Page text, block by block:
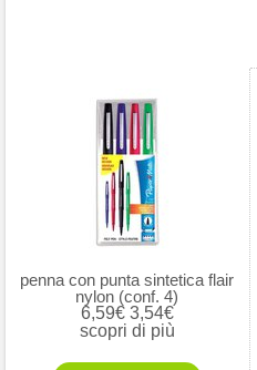
penna con punta sintetica flair
nylon (conf. 4)
6,59€3,54€
scopri di più